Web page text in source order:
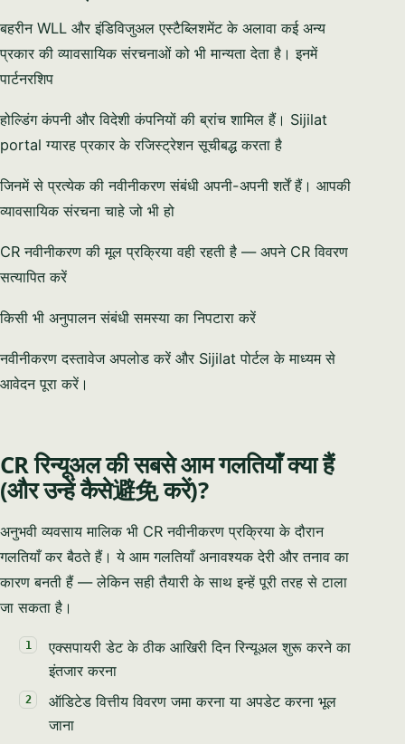
बहरीन WLL और इंडिविजुअल एस्टैब्लिशमेंट के अलावा कई अन्य
प्रकार की व्यावसायिक संरचनाओं को भी मान्यता देता है। इनमें
पार्टनरशिप
होल्डिंग कंपनी और विदेशी कंपनियों की ब्रांच शामिल हैं। Sijilat
portal ग्यारह प्रकार के रजिस्ट्रेशन सूचीबद्ध करता है
जिनमें से प्रत्येक की नवीनीकरण संबंधी अपनी-अपनी शर्तें हैं। आपकी
व्यावसायिक संरचना चाहे जो भी हो
CR नवीनीकरण की मूल प्रक्रिया वही रहती है — अपने CR विवरण
सत्यापित करें
किसी भी अनुपालन संबंधी समस्या का निपटारा करें
नवीनीकरण दस्तावेज अपलोड करें और Sijilat पोर्टल के माध्यम से
आवेदन पूरा करें।
CR रिन्यूअल की सबसे आम गलतियाँ क्या हैं
(और उन्हें कैसे避免 करें)?
अनुभवी व्यवसाय मालिक भी CR नवीनीकरण प्रक्रिया के दौरान
गलतियाँ कर बैठते हैं। ये आम गलतियाँ अनावश्यक देरी और तनाव का
कारण बनती हैं — लेकिन सही तैयारी के साथ इन्हें पूरी तरह से टाला
जा सकता है।
एक्सपायरी डेट के ठीक आखिरी दिन रिन्यूअल शुरू करने का
इंतजार करना
ऑडिटेड वित्तीय विवरण जमा करना या अपडेट करना भूल
जाना